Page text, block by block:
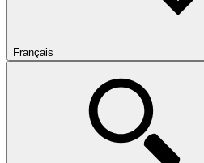
Français